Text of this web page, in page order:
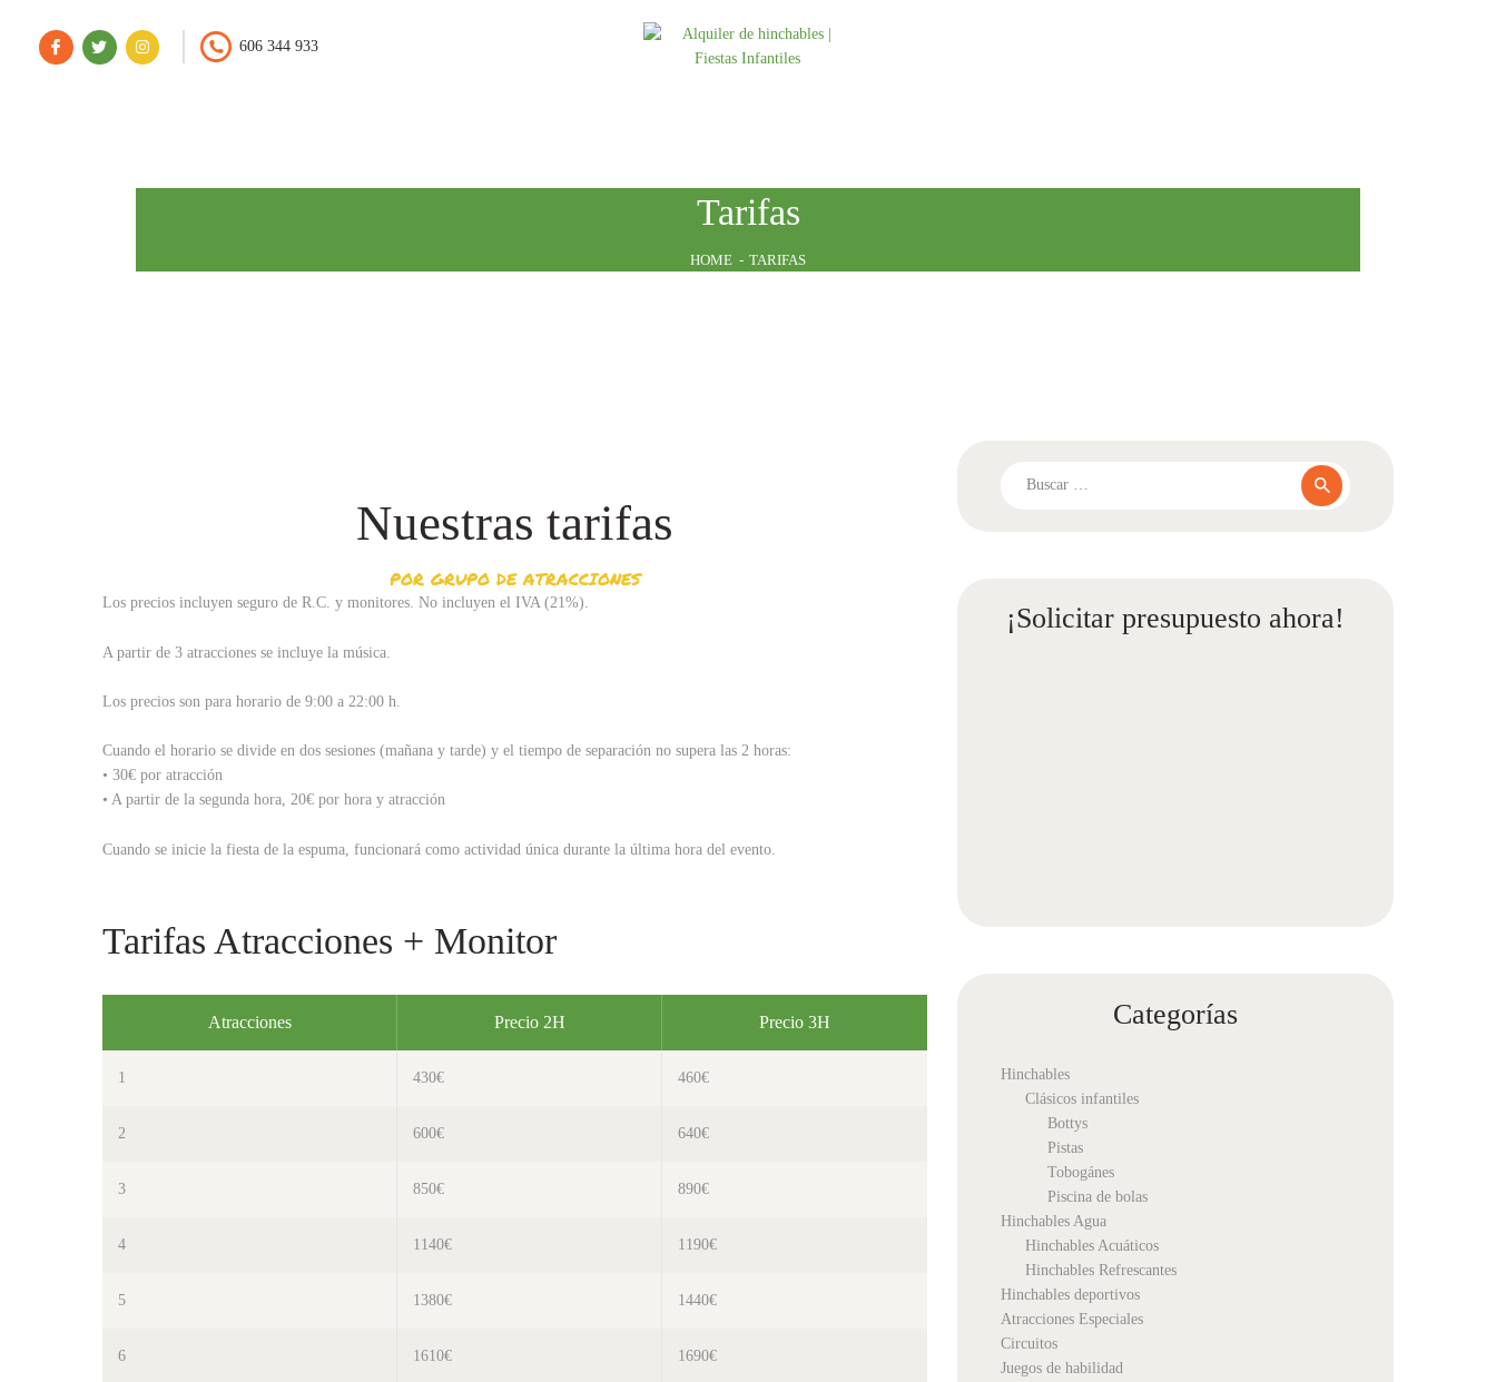
606 344 933
Tarifas
HOME TARIFAS
ATRACCIONES
CONTACTO
Nuestras tarifas
POR GRUPO DE ATRACCIONES
Los precios incluyen seguro de R.C. y monitores. No incluyen el IVA (21%).
A partir de 3 atracciones se incluye la música.
Los precios son para horario de 9:00 a 22:00 h.
Cuando el horario se divide en dos sesiones (mañana y tarde) y el tiempo de separación no supera las 2 horas:
• 30€ por atracción
• A partir de la segunda hora, 20€ por hora y atracción
Cuando se inicie la fiesta de la espuma, funcionará como actividad única durante la última hora del evento.
Tarifas Atracciones + Monitor
Atracciones Precio 2H Precio 3H
1 430€ 460€
2 600€ 640€
3 850€ 890€
4 1140€ 1190€
5 1380€ 1440€
6 1610€ 1690€
¡Solicitar presupuesto ahora!
Categorías
Hinchables
Clásicos infantiles
Bottys
Pistas
Tobogánes
Piscina de bolas
Hinchables Agua
Hinchables Acuáticos
Hinchables Refrescantes
Hinchables deportivos
Atracciones Especiales
Circuitos
Juegos de habilidad